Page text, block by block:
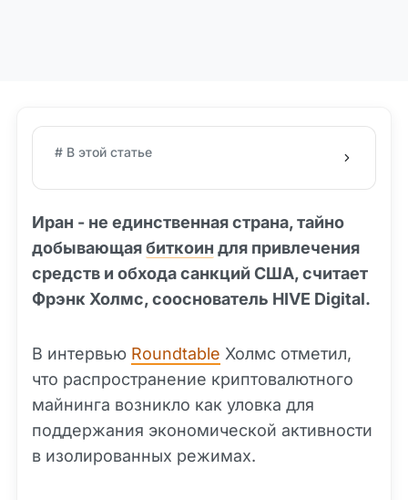
# В этой статье
Иран - не единственная страна, тайно
добывающаябиткоин для привлечения
средств и обхода санкций США, считает
Фрэнк Холмс, сооснователь HIVE Digital.
В интервью Roundtable Холмс отметил,
что распространение криптовалютного
майнинга возникло как уловка для
поддержания экономической активности
в изолированных режимах.